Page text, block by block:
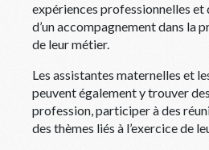
expériences professionnelles et
d’un accompagnement dans la
de leur métier.
Les assistantes maternelles et
peuvent également y trouver
profession, participer à des
des thèmes liés à l’exercice de